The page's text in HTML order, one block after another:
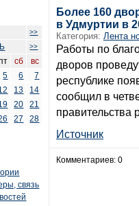
>>
>>
сб
вс
5 6
7
13
14
20
21
27
28
связь
Более 160
в Удмуртии в
Категория: Лента
Работы по
дворов
республике
сообщил в
Источник
Комментариев: 0